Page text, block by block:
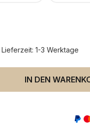
1-3 Werktage
Gib den
IN DEN